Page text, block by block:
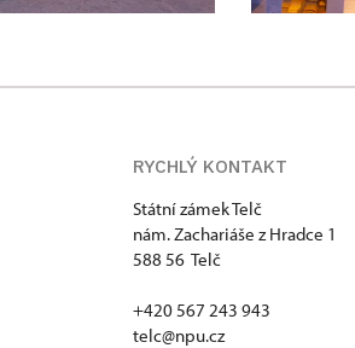
RYCHLÝ KONTAKT
Státní zámek Telč
nám. Zachariáše z Hradce 1
588 56 Telč
+420 567 243 943
telc@npu.cz